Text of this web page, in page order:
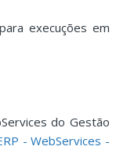
execuções em
do Gestão
- WebServices -